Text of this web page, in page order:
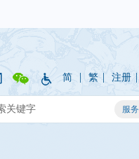
简 | 繁 | 注册 |